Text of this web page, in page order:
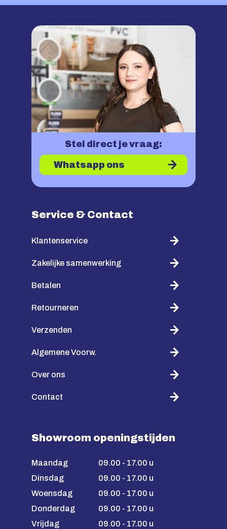
Stel direct je vraag:
Whatsapp ons
Service & Contact
Klantenservice
Zakelijke samenwerking
Betalen
Retourneren
Verzenden
Algemene Voorw.
Over ons
Contact
Showroom openingstijden
Maandag
09.00 - 17.00 u
Dinsdag
09.00 - 17.00 u
Woensdag
09.00 - 17.00 u
Donderdag
09.00 - 17.00 u
Vrijdag
09.00 - 17.00 u